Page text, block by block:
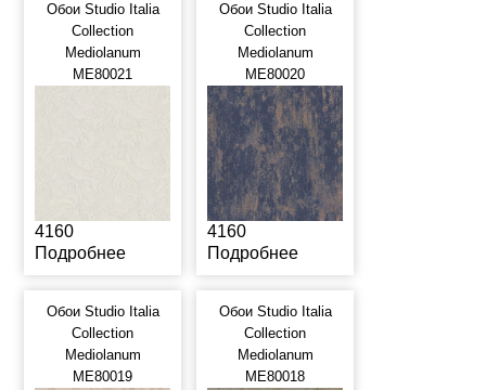
Обои Studio Italia
Collection
Mediolanum
ME80021
4160
Подробнее
Обои Studio Italia
Collection
Mediolanum
ME80020
4160
Подробнее
Обои Studio Italia
Collection
Mediolanum
ME80019
Обои Studio Italia
Collection
Mediolanum
ME80018